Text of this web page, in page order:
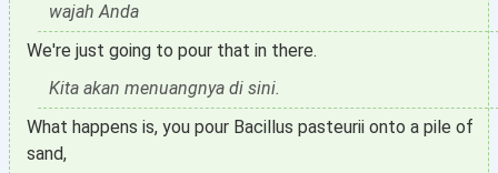
wajah Anda
We're just going to pour that in there.
Kita akan menuangnya di sini.
What happens is, you pour Bacillus pasteurii onto a pile of
sand,